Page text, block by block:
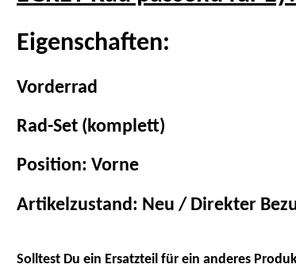
Eigenschaften:
Vorderrad
Rad-Set (komplett)
Position: Vorne
Artikelzustand: Neu / Direkter
Solltest Du ein Ersatzteil für ein anderes